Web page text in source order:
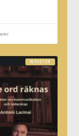
NYHETER